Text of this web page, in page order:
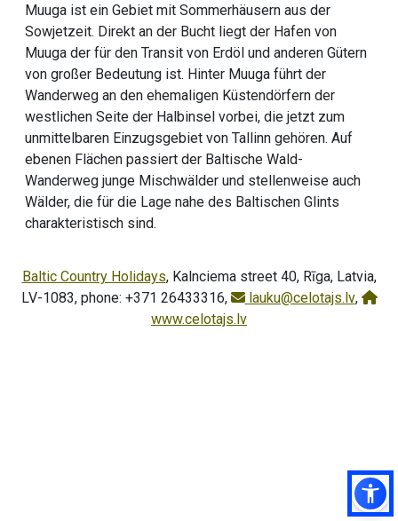
Muuga ist ein Gebiet mit Sommerhäusern aus der
Sowjetzeit. Direkt an der Bucht liegt der Hafen von
Muuga der für den Transit von Erdöl und anderen Gütern
von großer Bedeutung ist. Hinter Muuga führt der
Wanderweg an den ehemaligen Küstendörfern der
westlichen Seite der Halbinsel vorbei, die jetzt zum
unmittelbaren Einzugsgebiet von Tallinn gehören. Auf
ebenen Flächen passiert der Baltische Wald-
Wanderweg junge Mischwälder und stellenweise auch
Wälder, die für die Lage nahe des Baltischen Glints
charakteristisch sind.
Baltic Country Holidays, Kalnciema street 40, Rīga, Latvia,
LV-1083, phone: +371 26433316,
lauku@celotajs.lv,
www.celotajs.lv